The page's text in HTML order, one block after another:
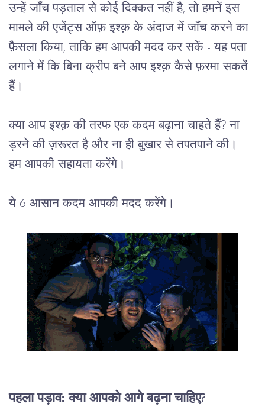
उन्हें जाँच पड़ताल से कोई दिक्कत नहीं है, तो हमनें इस
मामले की एजेंट्स ऑफ़ इश्क़ के अंदाज में जाँच करने का
फ़ैसला किया, ताकि हम आपकी मदद कर सकें - यह पता
लगाने में कि बिना क्रीप बने आप इश्क़ कैसे फ़रमा सकतें
हैं।
क्या आप इश्क़ की तरफ एक कदम बढ़ाना चाहते हैं? ना
ड़रने की ज़रूरत है और ना ही बुखार से तपतपाने की।
हम आपकी सहायता करेंगे।
ये 6 आसान कदम आपकी मदद करेंगे।
पहला पड़ाव: क्या आपको आगे बढ़ना चाहिए?